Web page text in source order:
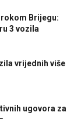
Brijegu:
3 vozila
vrijednih više
ugovora za